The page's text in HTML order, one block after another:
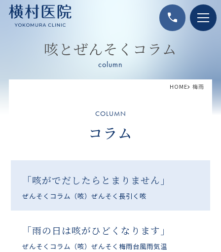
call
咳とぜんそくコラム
column
HOME 梅雨
COLUMN
コラム
「咳がでだしたらとまりません」
ぜんそくコラム （咳）ぜんそく 長引く咳
「雨の日は咳がひどくなります」
ぜんそくコラム （咳）ぜんそく 梅雨台風雨気温